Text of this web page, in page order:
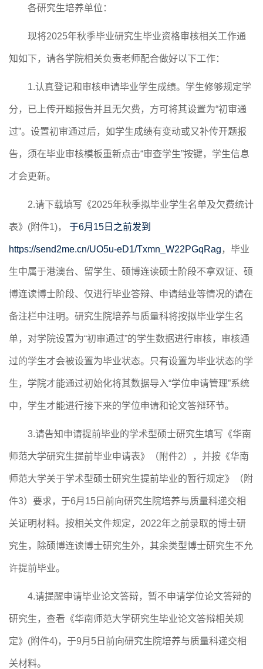
各研究生培养单位 ：
现将2025年秋季毕业研究生毕业资格审核相关工作通
知如下，请各学院相关负责老师配合做好以下工作：
1.认真登记和审核申请毕业学生成绩。 学生修够规定学
分，已上传开题报告并且无欠费，方可将其设置为“初审通
过”。 设置初审通过后，如学生成绩有变动或又补传开题报
告 ，须在毕业审核模板重新点击“审查学生”按键，学生信息
才会更新。
2.请下载填写《2025年秋季拟毕业学生名单及欠费统计
表》 (附件1)， 于6月 15 日之前发到
https://send2me.cn/UO5u-eD1/Txmn_W22PGqRag ，毕业
生中属于港澳台、留学生、硕博连读硕士阶段不拿双证、硕
博连读博士阶段、仅进行毕业答辩、申请结业等情况的请在
备注栏中注明。研究生院培养与质量科将按拟毕业学生名
单， 对学院设置为“初审通过”的学生数据进行审核，审核通
过的学生才会被设置为毕业状态。只有设置为毕业状态的学
生，学院才能通过初始化将其数据导入“学位申请管理”系统
中，学生才能进行接下来的学位申请和论文答辩环节。
3.请告知申请提前毕业的学术型硕士研究生填写《华南
师范大学研究生提前毕业申请表》 （ 附件2） ，并按《华南
师范大学关于学术型硕士研究生提前毕业的暂行规定》 （ 附
件3） 要求，于6月 15 日前向研究生院培养与质量科递交相
关证明材料。 按相关文件规定， 2022年之前录取的博士研
究生， 除硕博连读博士研究生外，其余类型博士研究生不允
许提前毕业。
4.请提醒申请毕业论文答辩，暂不申请学位论文答辩的
研究生，查看《华南师范大学研究生毕业论文答辩相关规
定》(附件4)， 于9月 5 日前向研究生院培养与质量科递交相
关材料。